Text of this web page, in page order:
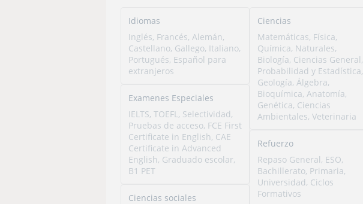
Idiomas
Inglés, Francés, Alemán,
Castellano, Gallego, Italiano,
Portugués, Español para
extranjeros
Examenes Especiales
IELTS, TOEFL, Selectividad,
Pruebas de acceso, FCE First
Certificate in English, CAE
Certificate in Advanced
English, Graduado escolar,
B1 PET
Ciencias sociales
Ciencias
Matemáticas, Física,
Química, Naturales,
Biología, Ciencias General,
Probabilidad y Estadística,
Geología, Álgebra,
Bioquímica, Anatomía,
Genética, Ciencias
Ambientales, Veterinaria
Refuerzo
Repaso General, ESO,
Bachillerato, Primaria,
Universidad, Ciclos
Formativos